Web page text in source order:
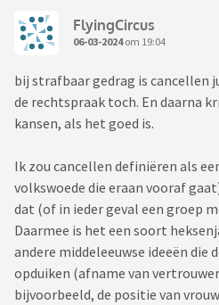
FlyingCircus
06-03-2024om 19:04
bij strafbaar gedrag is cancellen
de rechtspraak toch. En daarna
kansen, als het goed is.
Ik zou cancellen definiëren als
volkswoede die eraan vooraf
dat (of in ieder geval een groep
Daarmee is het een soort
andere middeleeuwse ideeën die
opduiken (afname van
bijvoorbeeld, de positie van